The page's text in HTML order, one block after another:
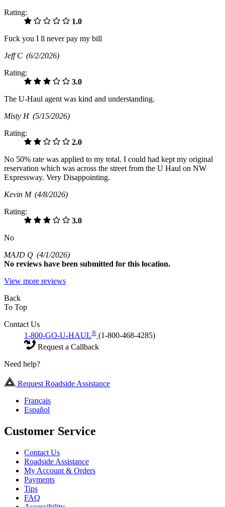
Rating:
1.0
Fuck you I ll never pay my bill
Jeff C (6/2/2026)
Rating:
3.0
The U-Haul agent was kind and understanding.
Misty H (5/15/2026)
Rating:
2.0
No 50% rate was applied to my total. I could had kept my original
reservation which was across the street from the U Haul on NW
Expressway. Very Disappointing.
Kevin M (4/8/2026)
Rating:
3.0
No
MAJD Q (4/1/2026)
No reviews have been submitted for this location.
View more reviews
Back
To Top
Contact Us
1-800-GO-U-HAUL® (1-800-468-4285)
Request a Callback
Need help?
Request Roadside Assistance
Français
Español
Customer Service
Contact Us
Roadside Assistance
My Account & Orders
Payments
Tips
FAQ